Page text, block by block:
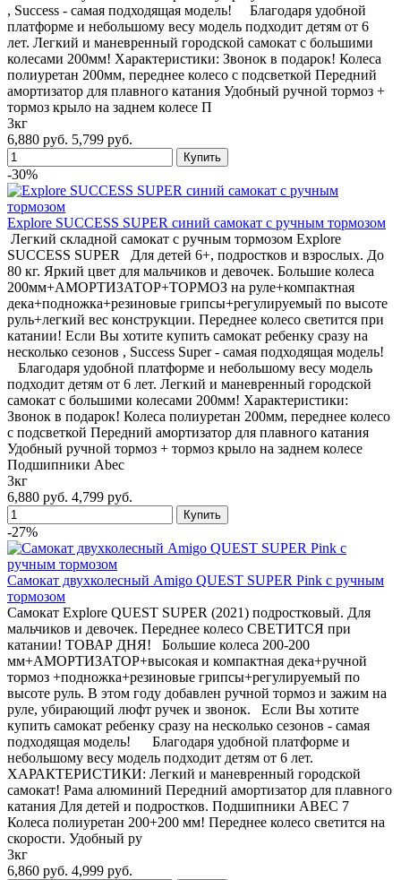
, Success - самая подходящая модель! Благодаря удобной
платформе и небольшому весу модель подходит детям от 6
лет. Легкий и маневренный городской самокат с большими
колесами 200мм! Характеристики: Звонок в подарок! Колеса
полиуретан 200мм, переднее колесо с подсветкой Передний
амортизатор для плавного катания Удобный ручной тормоз +
тормоз крыло на заднем колесе П
3кг
6,880 руб. 5,799 руб.
-30%
Explore SUCCESS SUPER синий самокат с ручным тормозом
Легкий складной самокат с ручным тормозом Explore
SUCCESS SUPER Для детей 6+, подростков и взрослых. До
80 кг. Яркий цвет для мальчиков и девочек. Большие колеса
200мм+АМОРТИЗАТОР+ТОРМОЗ на руле+компактная
дека+подножка+резиновые грипсы+регулируемый по высоте
руль+легкий вес конструкции. Переднее колесо светится при
катании! Если Вы хотите купить самокат ребенку сразу на
несколько сезонов , Success Super - самая подходящая модель!
Благодаря удобной платформе и небольшому весу модель
подходит детям от 6 лет. Легкий и маневренный городской
самокат с большими колесами 200мм! Характеристики:
Звонок в подарок! Колеса полиуретан 200мм, переднее колесо
с подсветкой Передний амортизатор для плавного катания
Удобный ручной тормоз + тормоз крыло на заднем колесе
Подшипники Abec
3кг
6,880 руб. 4,799 руб.
-27%
Самокат двухколесный Amigo QUEST SUPER Pink с ручным
тормозом
Самокат Explore QUEST SUPER (2021) подростковый. Для
мальчиков и девочек. Переднее колесо СВЕТИТСЯ при
катании! ТОВАР ДНЯ! Большие колеса 200-200
мм+АМОРТИЗАТОР+высокая и компактная дека+ручной
тормоз +подножка+резиновые грипсы+регулируемый по
высоте руль. В этом году добавлен ручной тормоз и зажим на
руле, убирающий люфт ручек и звонок. Если Вы хотите
купить самокат ребенку сразу на несколько сезонов - самая
подходящая модель! Благодаря удобной платформе и
небольшому весу модель подходит детям от 6 лет.
ХАРАКТЕРИСТИКИ: Легкий и маневренный городской
самокат! Рама алюминий Передний амортизатор для плавного
катания Для детей и подростков. Подшипники ABEC 7
Колеса полиуретан 200+200 мм! Переднее колесо светится на
скорости. Удобный ру
3кг
6,860 руб. 4,999 руб.